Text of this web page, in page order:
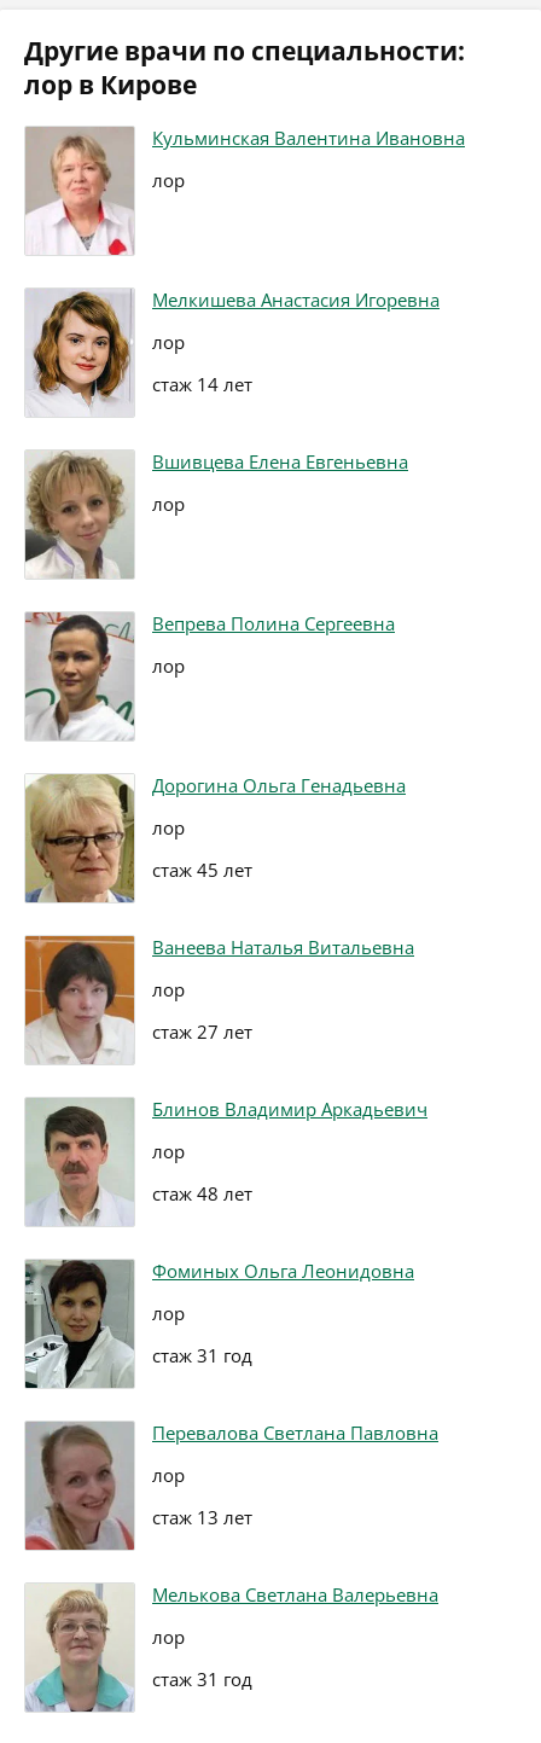
Другие врачи по специальности:
лор в Кирове
Кульминская Валентина Ивановна
лор
Мелкишева Анастасия Игоревна
лор
стаж 14 лет
Вшивцева Елена Евгеньевна
лор
Вепрева Полина Сергеевна
лор
Дорогина Ольга Генадьевна
лор
стаж 45 лет
Ванеева Наталья Витальевна
лор
стаж 27 лет
Блинов Владимир Аркадьевич
лор
стаж 48 лет
Фоминых Ольга Леонидовна
лор
стаж 31 год
Перевалова Светлана Павловна
лор
стаж 13 лет
Мелькова Светлана Валерьевна
лор
стаж 31 год